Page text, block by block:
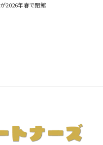
2026年春で閉館